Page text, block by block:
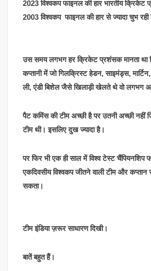
2023 विश्वकप फाइनल की हार भारतीय क्रिकेट
2003 विश्वकप फाइनल की हार से ज्यादा चुभ रही
उस समय लगभग हर क्रिकेट प्रशंसक मानता था
कप्तानी में जो गिलक्रिस्ट हेडन, साइमंड्स,
ली, एंडी बिशेल जैसे खिलाड़ी खेलते थे वो लगभग
पैट कमिंस की टीम अच्छी है पर उतनी अच्छी नहीं
टीम थी। इसलिए दुख ज्यादा है।
पर फिर भी एक ही साल में विश्व टेस्ट चैंपियनशिप
एकदिवसीय विश्वकप जीतने वाली टीम और कप्तान
सकता।
टीम इंडिया ज़रूर साधारण दिखी।
बातें बहुत हैं।